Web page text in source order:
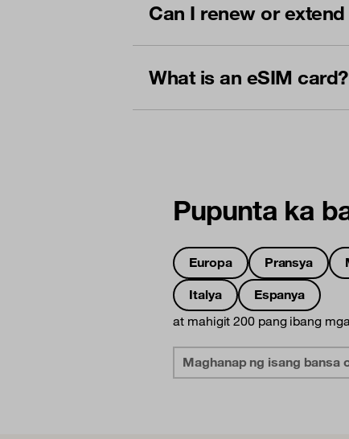
Can I renew or
What is an eSIM card?
Pupunta ka
Europa Pransya
Italya
Espanya
at mahigit 200 pang ibang